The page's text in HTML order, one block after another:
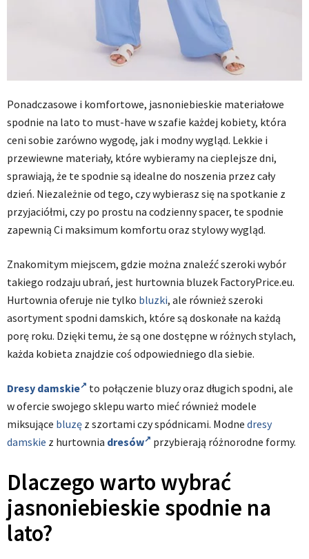
Ponadczasowe i komfortowe, jasnoniebieskie materiałowe
spodnie na lato to must-have w szafie każdej kobiety, która
ceni sobie zarówno wygodę, jak i modny wygląd. Lekkie i
przewiewne materiały, które wybieramy na cieplejsze dni,
sprawiają, że te spodnie są idealne do noszenia przez cały
dzień. Niezależnie od tego, czy wybierasz się na spotkanie z
przyjaciółmi, czy po prostu na codzienny spacer, te spodnie
zapewnią Ci maksimum komfortu oraz stylowy wygląd.
Znakomitym miejscem, gdzie można znaleźć szeroki wybór
takiego rodzaju ubrań, jest hurtownia bluzek FactoryPrice.eu.
Hurtownia oferuje nie tylko bluzki, ale również szeroki
asortyment spodni damskich, które są doskonałe na każdą
porę roku. Dzięki temu, że są one dostępne w różnych stylach,
każda kobieta znajdzie coś odpowiedniego dla siebie.
Dresy damskie
to połączenie bluzy oraz długich spodni, ale
w ofercie swojego sklepu warto mieć również modele
miksujące bluzę z szortami czy spódnicami. Modne dresy
damskie z hurtownia dresów przybierają różnorodne formy.
Dlaczego warto wybrać
jasnoniebieskie spodnie na
lato?